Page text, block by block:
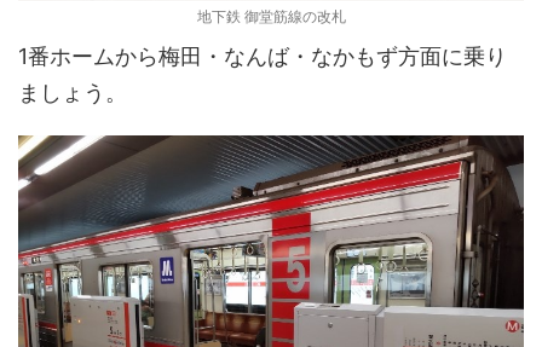
地下鉄 御堂筋線の改札
1番ホームから梅田・なんば・なかもず方面に乗り
ましょう。